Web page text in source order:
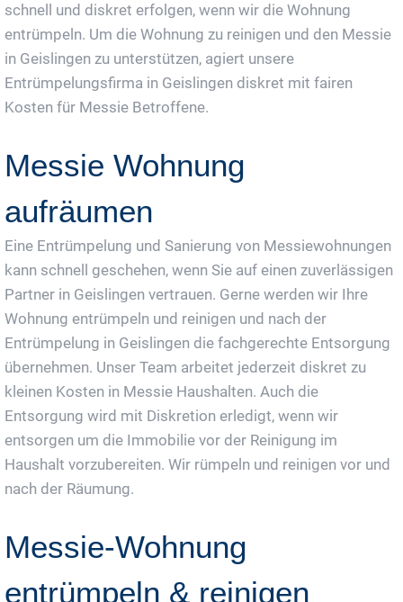
schnell und diskret erfolgen, wenn wir die Wohnung
entrümpeln. Um die Wohnung zu reinigen und den Messie
in Geislingen zu unterstützen, agiert unsere
Entrümpelungsfirma in Geislingen diskret mit fairen
Kosten für Messie Betroffene.
Messie Wohnung
aufräumen
Eine Entrümpelung und Sanierung von Messiewohnungen
kann schnell geschehen, wenn Sie auf einen zuverlässigen
Partner in Geislingen vertrauen. Gerne werden wir Ihre
Wohnung entrümpeln und reinigen und nach der
Entrümpelung in Geislingen die fachgerechte Entsorgung
übernehmen. Unser Team arbeitet jederzeit diskret zu
kleinen Kosten in Messie Haushalten. Auch die
Entsorgung wird mit Diskretion erledigt, wenn wir
entsorgen um die Immobilie vor der Reinigung im
Haushalt vorzubereiten. Wir rümpeln und reinigen vor und
nach der Räumung.
Messie-Wohnung
entrümpeln & reinigen